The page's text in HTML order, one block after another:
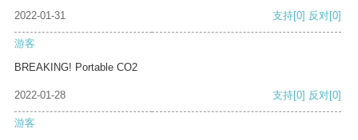
2022-01-31 支持[0] 反对[0]
游客
BREAKING! Portable CO2
2022-01-28 支持[0] 反对[0]
游客